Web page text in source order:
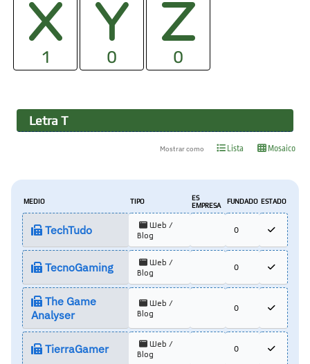
1 0 0
Letra T
Mostrar como Lista Mosaico
MEDIO TIPO
ES
EMPRESA
FUNDADO ESTADO
TechTudo
Web /
Blog
0
TecnoGaming
Web /
Blog
0
The Game
Analyser
Web /
Blog
0
TierraGamer
Web /
Blog
0